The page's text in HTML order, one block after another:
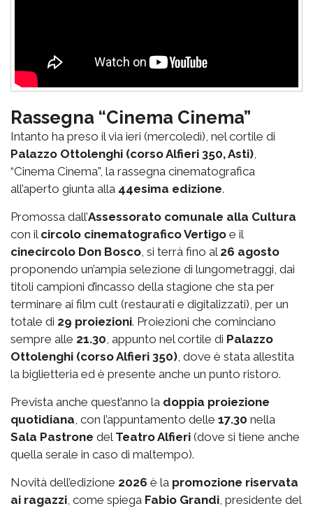
Rassegna “Cinema Cinema”
Intanto ha preso il via ieri (mercoledì), nel cortile di
Palazzo Ottolenghi (corso Alfieri 350, Asti)
“Cinema Cinema”, la rassegna cinematografica
all’aperto giunta alla 44esima edizione.
Promossa dall’Assessorato comunale alla Cultura
con il circolo cinematografico Vertigo e il
cinecircolo Don Bosco , si terrà fino al 26 agosto
proponendo un’ampia selezione di lungometraggi, dai
titoli campioni d’incasso della stagione che sta per
terminare ai film cult (restaurati e digitalizzati), per un
totale di 29 proiezioni. Proiezioni che cominciano
sempre alle 21.30 , appunto nel cortile di Palazzo
Ottolenghi (corso Alfieri 350) , dove è stata allestita
la biglietteria ed è presente anche un punto ristoro.
Prevista anche quest’anno la doppia proiezione
quotidiana , con l’appuntamento delle 17.30 nella
Sala Pastrone del Teatro Alfieri (dove si tiene anche
quella serale in caso di maltempo).
Novità dell’edizione 2026 è la promozione riservata
ai ragazzi , come spiega Fabio Grandi , presidente del